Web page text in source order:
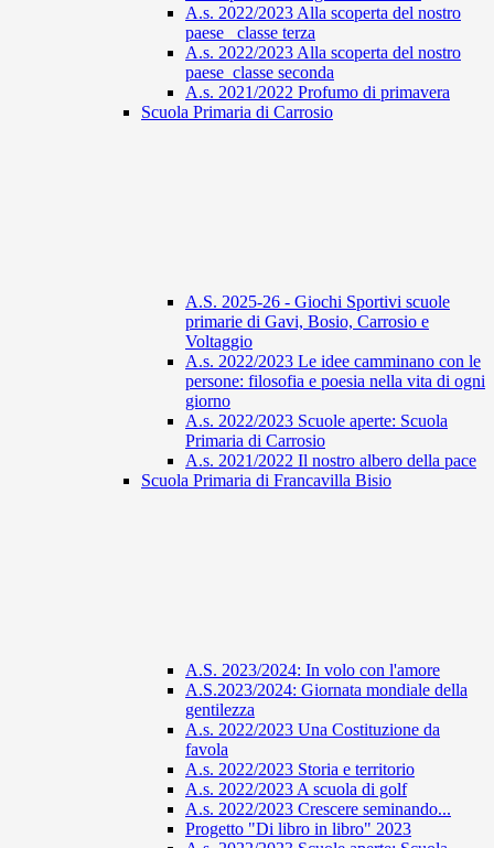
A.s. 2022/2023 Alla scoperta del nostro
paese_ classe terza
A.s. 2022/2023 Alla scoperta del nostro
paese_classe seconda
A.s. 2021/2022 Profumo di primavera
Scuola Primaria di Carrosio
A.S. 2025-26 - Giochi Sportivi scuole
primarie di Gavi, Bosio, Carrosio e
Voltaggio
A.s. 2022/2023 Le idee camminano con le
persone: filosofia e poesia nella vita di ogni
giorno
A.s. 2022/2023 Scuole aperte: Scuola
Primaria di Carrosio
A.s. 2021/2022 Il nostro albero della pace
Scuola Primaria di Francavilla Bisio
A.S. 2023/2024: In volo con l'amore
A.S.2023/2024: Giornata mondiale della
gentilezza
A.s. 2022/2023 Una Costituzione da
favola
A.s. 2022/2023 Storia e territorio
A.s. 2022/2023 A scuola di golf
A.s. 2022/2023 Crescere seminando...
Progetto "Di libro in libro" 2023